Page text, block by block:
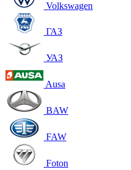
Volkswagen
ГАЗ
УАЗ
Ausa
BAW
FAW
Foton